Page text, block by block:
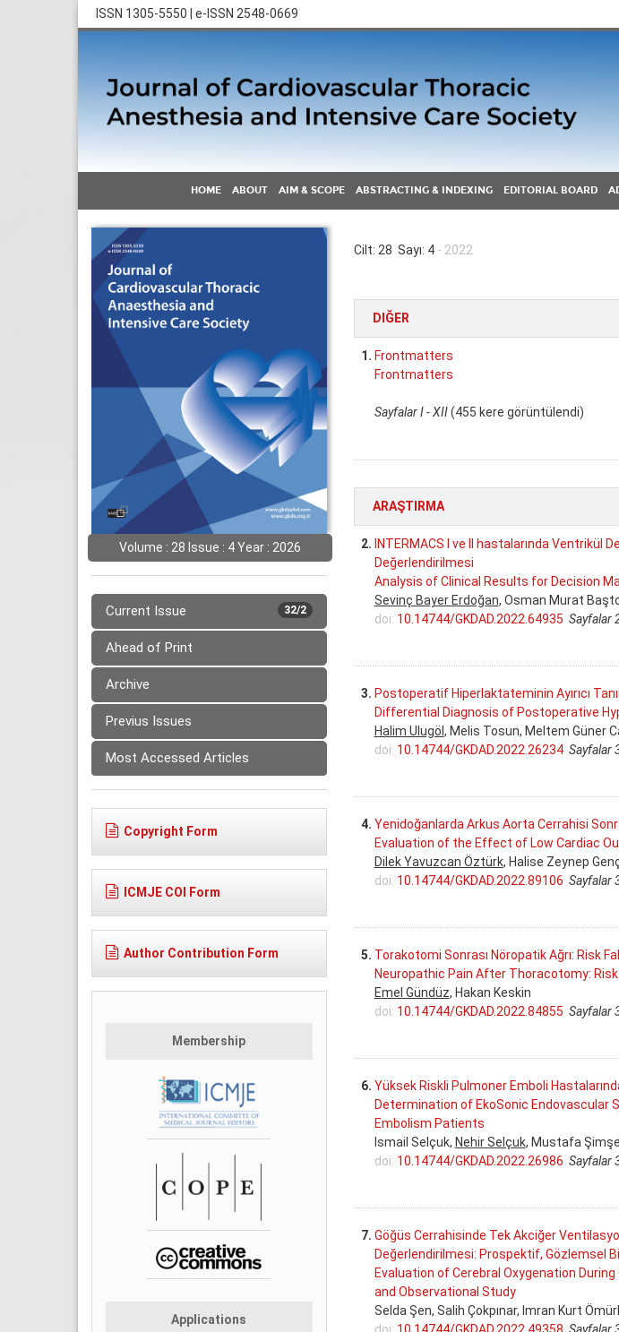
ISSN 1305-5550 | e-ISSN 2548-0669
HOME ABOUT AIM & SCOPE ABSTRACTING & INDEXING EDITORIAL BOARD
Volume : 28 Issue : 4 Year : 2026
32/2
Current Issue
Ahead of Print
Archive
Previus Issues
Most Accessed Articles
Copyright Form
ICMJE COI Form
Author Contribution Form
Membership
Applications
Cilt: 28 Sayı: 4- 2022
DIĞER
1. Frontmatters
Frontmatters
Sayfalar I - XII(455 kere görüntülendi)
ARAŞTIRMA
2. INTERMACS I ve II hastalarında Ventrikül
Değerlendirilmesi
Analysis of Clinical Results for Decision
Sevinç Bayer Erdoğan, Osman Murat
doi: 10.14744/GKDAD.2022.64935 Sayfalar
3. Postoperatif Hiperlaktateminin Ayırıcı
Differential Diagnosis of Postoperative
Halim Ulugöl , Melis Tosun, Meltem Güner
doi: 10.14744/GKDAD.2022.26234 Sayfalar
4. Yenidoğanlarda Arkus Aorta Cerrahisi
Evaluation of the Effect of Low Cardiac
Dilek Yavuzcan Öztürk, Halise Zeynep
doi: 10.14744/GKDAD.2022.89106 Sayfalar
5. Torakotomi Sonrası Nöropatik Ağrı: Risk
Neuropathic Pain After Thoracotomy:
Emel Gündüz, Hakan Keskin
doi: 10.14744/GKDAD.2022.84855 Sayfalar
6. Yüksek Riskli Pulmoner Emboli
Determination of EkoSonic
Embolism Patients
Ismail Selçuk, Nehir Selçuk, Mustafa
doi: 10.14744/GKDAD.2022.26986 Sayfalar
7. Göğüs Cerrahisinde Tek Akciğer
Değerlendirilmesi: Prospektif, Gözlemsel
Evaluation of Cerebral Oxygenation
and Observational Study
Selda Şen, Salih Çokpınar, Imran Kurt
doi: 10.14744/GKDAD.2022.49358 Sayfalar